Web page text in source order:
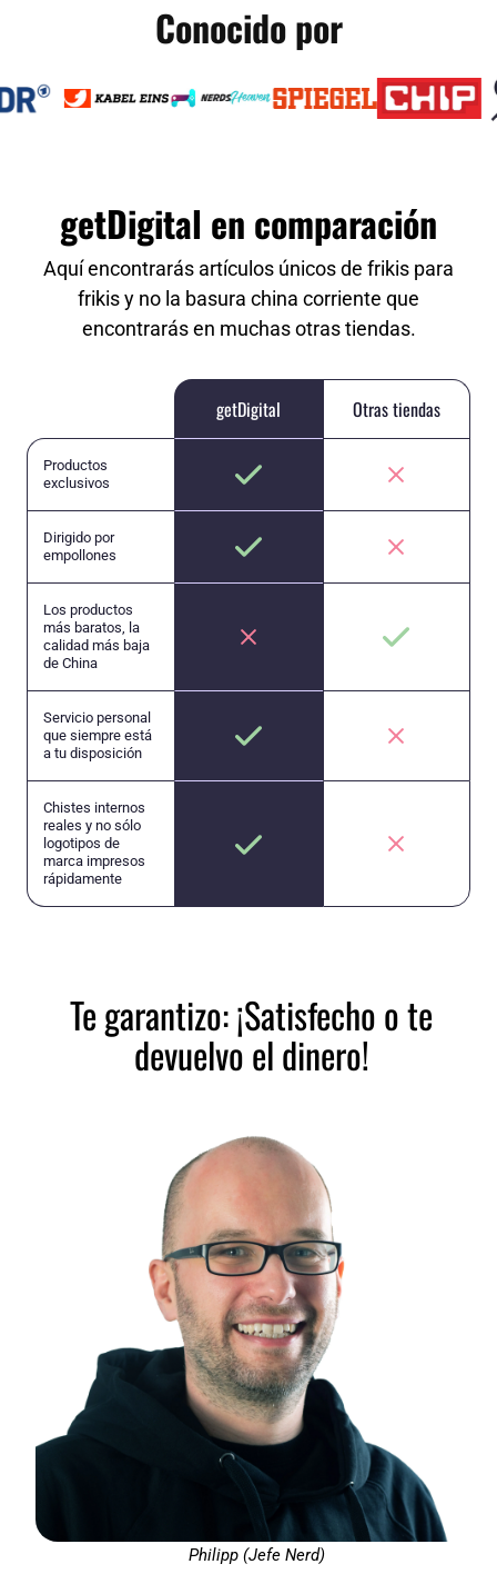
Conocido por
getDigital en comparación
Aquí encontrarás artículos únicos de frikis para
frikis y no la basura china corriente que
encontrarás en muchas otras tiendas.
getDigital Otras tiendas
Productos
exclusivos
Dirigido por
empollones
Los productos
más baratos, la
calidad más baja
de China
Servicio personal
que siempre está
a tu disposición
Chistes internos
reales y no sólo
logotipos de
marca impresos
rápidamente
Te garantizo: ¡Satisfecho o te
devuelvo el dinero!
Philipp (Jefe Nerd)